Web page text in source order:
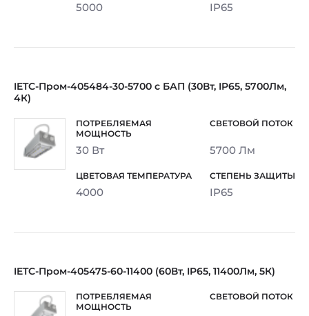
5000 IP65
IETC-Пром-405484-30-5700 с БАП (30Вт, IP65, 5700Лм,
4К)
30 Вт 5700 Лм
4000 IP65
IETC-Пром-405475-60-11400 (60Вт, IP65, 11400Лм, 5К)